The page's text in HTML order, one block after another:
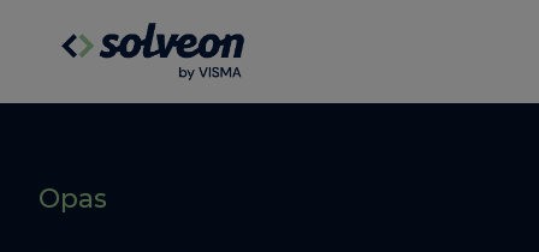
Opas